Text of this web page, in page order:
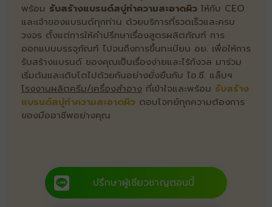
พร้อม รับสร้างแบรนด์สบู่ทำความสะอาดผิว ให้กับ CEO
และเจ้าของแบรนด์ทุกท่าน ด้วยบริการที่รวดเร็วและครบ
วงจร ตั้งแต่การให้คำปรึกษาเรื่องสูตรผลิตภัณฑ์ การ
ออกแบบบรรจุภัณฑ์ ไปจนถึงการขึ้นทะเบียน อย. เพื่อให้การ
รับสร้างแบรนด์ ของคุณเป็นเรื่องง่ายและไร้กังวล มาร่วม
เริ่มต้นและเติบโตไปด้วยกันอย่างยั่งยืนกับ ไอ.ซี. แล็บฯ
โรงงานผลิตครีม/เครื่องสำอาง ที่เข้าใจและพร้อม รับสร้าง
แบรนด์สบู่ทำความสะอาดผิว ตอบโจทย์ทุกความต้องการ
ของมืออาชีพอย่างคุณ
ปรึกษาผู้เชียวชาญตอนนี้